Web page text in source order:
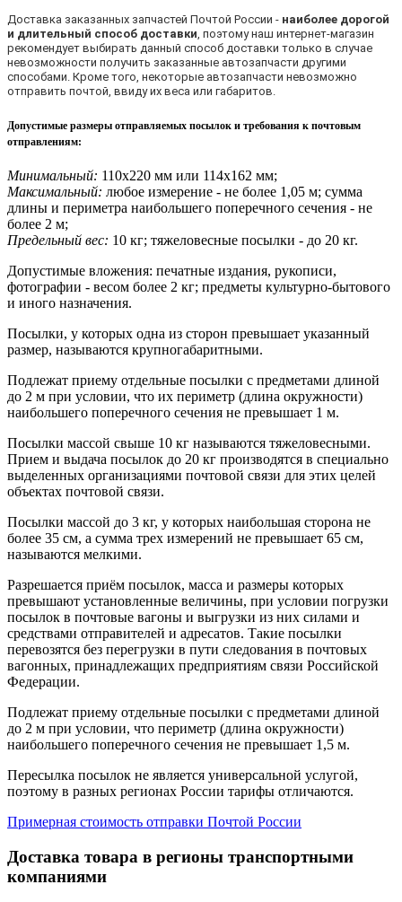
Доставка заказанных запчастей Почтой России - наиболее дорогой
и длительный способ доставки , поэтому наш интернет-магазин
рекомендует выбирать данный способ доставки только в случае
невозможности получить заказанные автозапчасти другими
способами. Кроме того, некоторые автозапчасти невозможно
отправить почтой, ввиду их веса или габаритов.
Допустимые размеры отправляемых посылок и требования к почтовым
отправлениям:
Минимальный: 110х220 мм или 114х162 мм;
Максимальный: любое измерение - не более 1,05 м; сумма
длины и периметра наибольшего поперечного сечения - не
более 2 м;
Предельный вес: 10 кг; тяжеловесные посылки - до 20 кг.
Допустимые вложения: печатные издания, рукописи,
фотографии - весом более 2 кг; предметы культурно-бытового
и иного назначения.
Посылки, у которых одна из сторон превышает указанный
размер, называются крупногабаритными.
Подлежат приему отдельные посылки с предметами длиной
до 2 м при условии, что их периметр (длина окружности)
наибольшего поперечного сечения не превышает 1 м.
Посылки массой свыше 10 кг называются тяжеловесными.
Прием и выдача посылок до 20 кг производятся в специально
выделенных организациями почтовой связи для этих целей
объектах почтовой связи.
Посылки массой до 3 кг, у которых наибольшая сторона не
более 35 см, а сумма трех измерений не превышает 65 см,
называются мелкими.
Разрешается приём посылок, масса и размеры которых
превышают установленные величины, при условии погрузки
посылок в почтовые вагоны и выгрузки из них силами и
средствами отправителей и адресатов. Такие посылки
перевозятся без перегрузки в пути следования в почтовых
вагонных, принадлежащих предприятиям связи Российской
Федерации.
Подлежат приему отдельные посылки с предметами длиной
до 2 м при условии, что периметр (длина окружности)
наибольшего поперечного сечения не превышает 1,5 м.
Пересылка посылок не является универсальной услугой,
поэтому в разных регионах России тарифы отличаются.
Примерная стоимость отправки Почтой России
Доставка товара в регионы транспортными
компаниями